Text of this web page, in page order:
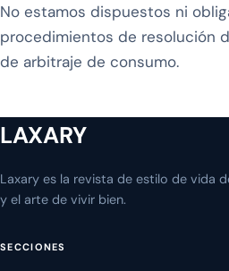
No estamos dispuestos ni
procedimientos de resolución
de arbitraje de consumo.
LAXARY
Laxary es la revista de estilo de vida
y el arte de vivir bien.
SECCIONES